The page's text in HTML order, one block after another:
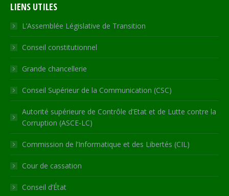
opens
in
new
window
opens
in
new
window
opens
in
new
window
in
new
window
opens
in
new
LIENS UTILES
L’Assemblée Législative de Transition
Conseil constitutionnel
Grande chancellerie
Conseil Supérieur de la Communication (CSC)
Autorité supérieure de Contrôle d’Etat et de Lutte contre la
Corruption (ASCE-LC)
Commission de l’Informatique et des Libertés (CIL)
Cour de cassation
Conseil d’État